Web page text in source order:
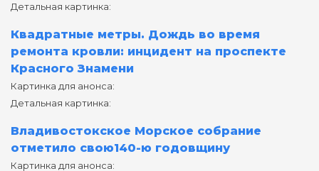
Детальная картинка:
Квадратные метры. Дождь во время
ремонта кровли: инцидент на проспекте
Красного Знамени
Картинка для анонса:
Детальная картинка:
Владивостокское Морское собрание
отметило свою140-ю годовщину
Картинка для анонса: